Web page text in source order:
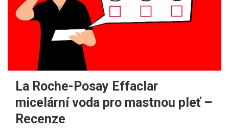
La Roche-Posay Effaclar
micelární voda pro mastnou pleť –
Recenze